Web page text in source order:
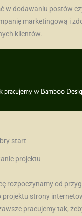
w dodawaniu postów
marketingową i
klientów.
pracujemy w Bamboo
start
projektu
rozpoczynamy od
projektu strony
pracujemy tak,